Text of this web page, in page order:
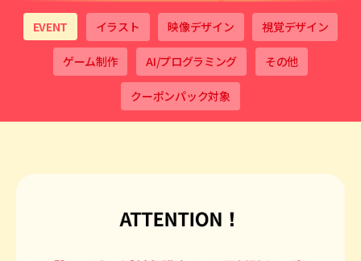
EVENT イラスト 映像デザイン 視覚デザイン
ゲーム制作 AI/プログラミング その他
クーポンパック対象